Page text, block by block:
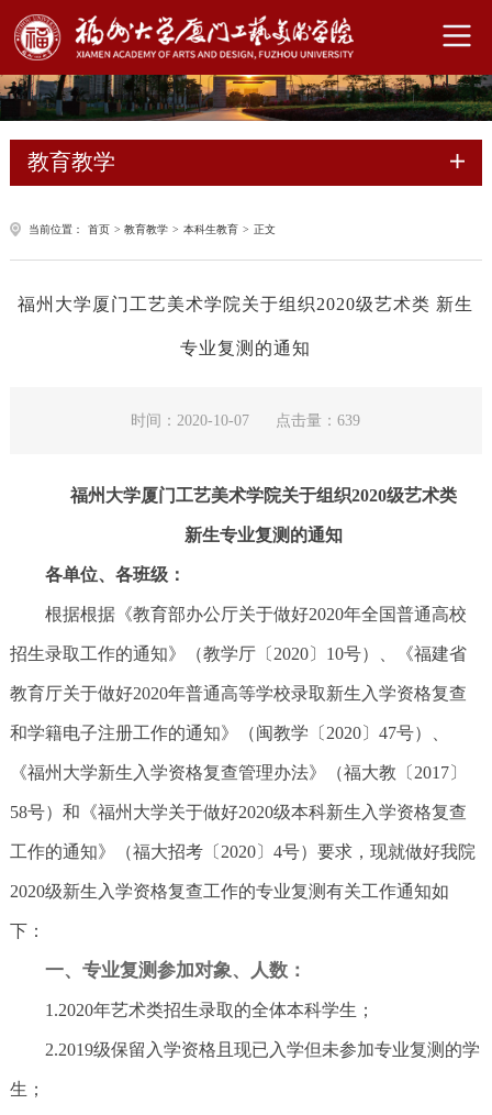
教育教学
当前位置： 首页 > 教育教学 > 本科生教育 > 正文
福州大学厦门工艺美术学院关于组织2020级艺术类 新生
专业复测的通知
时间：2020-10-07 点击量：639
福州大学厦门工艺美术学院关于组织2020级艺术类
新生专业复测的通知
各单位、各班级：
根据根据《教育部办公厅关于做好2020年全国普通高校
招生录取工作的通知》（教学厅〔2020〕10号）、《福建省
教育厅关于做好2020年普通高等学校录取新生入学资格复查
和学籍电子注册工作的通知》（闽教学〔2020〕47号）、
《福州大学新生入学资格复查管理办法》（福大教〔2017〕
58号）和《福州大学关于做好2020级本科新生入学资格复查
工作的通知》（福大招考〔2020〕4号）要求，现就做好我院
2020级新生入学资格复查工作的专业复测有关工作通知如
下：
一、专业复测参加对象、人数：
1.2020年艺术类招生录取的全体本科学生；
2.2019级保留入学资格且现已入学但未参加专业复测的学
生；